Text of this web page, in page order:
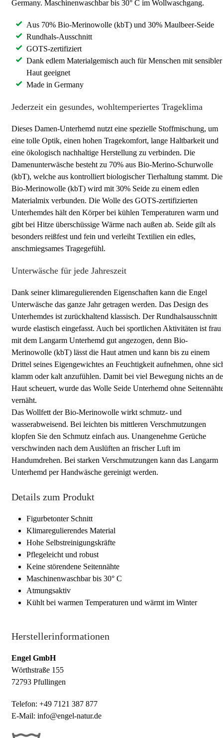
Germany. Maschinenwaschbar bis 30° C im Wollwaschgang.
Aus 70% Bio-Merinowolle (kbT) und 30% Maulbeer-Seide
Rundhals-Ausschnitt
GOTS-zertifiziert
Dank edlem Materialgemisch auch für Menschen mit sensibler
Haut geeignet
Made in Germany
Jederzeit ein gesundes, wohltemperiertes Trageklima
Dieses Damen-Unterhemd nutzt eine spezielle Stoffmischung, um
eine tolle Optik, einen hohen Tragekomfort, lange Haltbarkeit und
eine ökologisch nachhaltige Herstellung zu verbinden. Die
Damenunterwäsche besteht zu 70% aus Bio-Merino-Schurwolle
(kbT), welche aus kontrolliert biologischer Tierhaltung stammt. Die
Bio-Merinowolle (kbT) wird mit 30% Seide zu einem edlen
Materialmix verbunden. Die Wolle des GOTS-zertifizierten
Unterhemdes hält den Körper bei kühlen Temperaturen warm und
gibt bei Hitze überschüssige Wärme nach außen ab. Seide gilt als
besonders reißfest und fein und verleiht Textilien ein edles,
anschmiegsames Tragegefühl.
Unterwäsche für jede Jahreszeit
Dank seiner klimaregulierenden Eigenschaften kann die Engel
Unterwäsche das ganze Jahr getragen werden. Das Design des
Unterhemdes ist zurückhaltend klassisch. Der Rundhalsausschnitt
wurde elastisch eingefasst. Auch bei sportlichen Aktivitäten ist frau
mit dem Langarm Unterhemd gut angezogen, denn Bio-
Merinowolle (kbT) lässt die Haut atmen und kann bis zu einem
Drittel seines Eigengewichtes an Feuchtigkeit aufnehmen, ohne
klamm oder kalt anzufühlen. Damit bei viel Bewegung nichts an
Haut scheuert, wurde das Wolle Seide Unterhemd ohne
vernäht.
Das Wollfett der Bio-Merinowolle wirkt schmutz- und
wasserabweisend. Bei leichten bis mittleren Verschmutzungen
klopfen Sie den Schmutz einfach aus. Unangenehme Gerüche
verschwinden nach dem Auslüften an frischer Luft im
Handumdrehen. Bei starken Verschmutzungen kann das Langarm
Unterhemd per Handwäsche gereinigt werden.
Details zum Produkt
Figurbetonter Schnitt
Klimaregulierendes Material
Hohe Selbstreinigungskräfte
Pflegeleicht und robust
Keine störendene Seitennähte
Maschinenwaschbar bis 30° C
Atmungsaktiv
Kühlt bei warmen Temperaturen und wärmt im Winter
Herstellerinformationen
Engel GmbH
Wörthstraße 155
72793 Pfullingen
Telefon: +49 7121 387 877
E-Mail: info@engel-natur.de